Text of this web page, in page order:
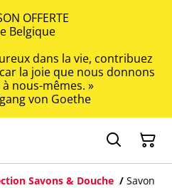
OFFERTE
Belgique
dans la vie, contribuez
la joie que nous donnons
nous-mêmes. »
von Goethe
Savons & Douche / Savon